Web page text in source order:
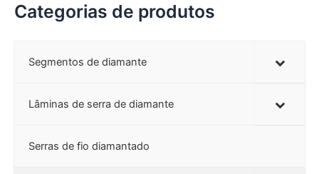
Categorias de produtos
Segmentos de diamante
Lâminas de serra de diamante
Serras de fio diamantado